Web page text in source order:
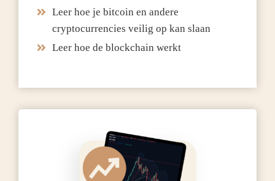
Leer hoe je bitcoin en andere
cryptocurrencies veilig op kan slaan
Leer hoe de blockchain werkt